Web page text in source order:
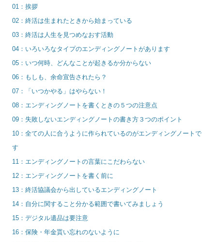
01：挨拶
02：終活は生まれたときから始まっている
03：終活は人生を見つめなおす活動
04：いろいろなタイプのエンディングノートがあります
05：いつ何時、どんなことが起きるか分からない
06：もしも、余命宣告されたら？
07：「いつかやる」はやらない！
08：エンディングノートを書くときの５つの注意点
09：失敗しないエンディングノートの書き方３つのポイント
10：全ての人に合うように作られているのがエンディングノートで
す
11：エンディングノートの言葉にこだわらない
12：エンディングノートを書く前に
13：終活協議会から出しているエンディングノート
14：自分に関すること分かる範囲で書いてみましょう
15：デジタル遺品は要注意
16：保険・年金貰い忘れのないように